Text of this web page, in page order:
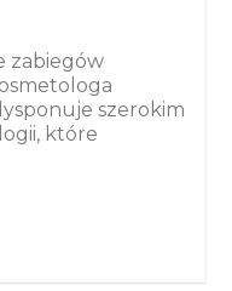
zabiegów
szerokim
które